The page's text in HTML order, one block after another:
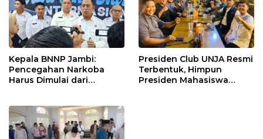
Kepala BNNP Jambi:
Pencegahan Narkoba
Harus Dimulai dari
Presiden Club UNJA Resmi
Terbentuk, Himpun
Presiden Mahasiswa